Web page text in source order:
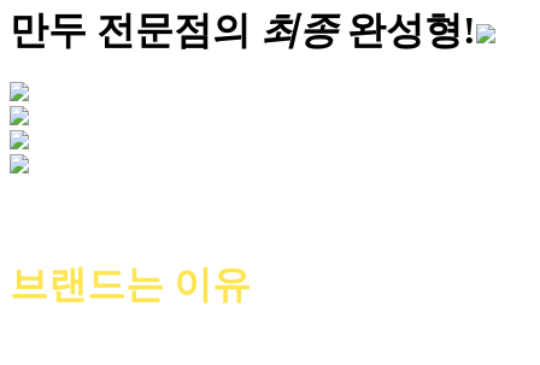
만두 전문점의 최종완성형!
브랜드는 이유